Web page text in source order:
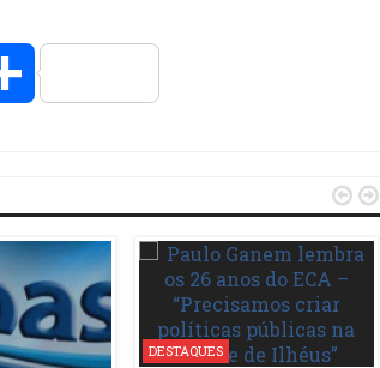
Compartilhar
DESTAQUES
 